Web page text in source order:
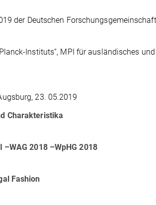
der Deutschen
Instituts“, MPI für ausländisches
23. 05.2019
Charakteristika
2018 –WpHG 2018
Fashion